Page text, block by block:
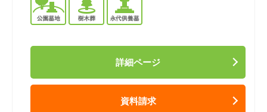
詳細ページ
資料請求